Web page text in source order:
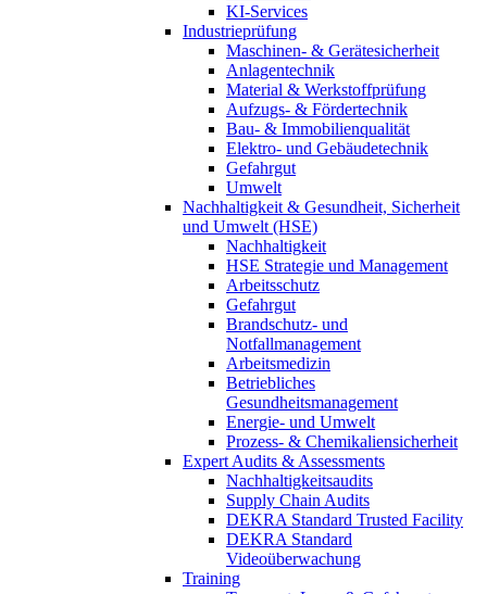
KI-Services
Industrieprüfung
Maschinen- & Gerätesicherheit
Anlagentechnik
Material & Werkstoffprüfung
Aufzugs- & Fördertechnik
Bau- & Immobilienqualität
Elektro- und Gebäudetechnik
Gefahrgut
Umwelt
Nachhaltigkeit & Gesundheit, Sicherheit
und Umwelt (HSE)
Nachhaltigkeit
HSE Strategie und Management
Arbeitsschutz
Gefahrgut
Brandschutz- und
Notfallmanagement
Arbeitsmedizin
Betriebliches
Gesundheitsmanagement
Energie- und Umwelt
Prozess- & Chemikaliensicherheit
Expert Audits & Assessments
Nachhaltigkeitsaudits
Supply Chain Audits
DEKRA Standard Trusted Facility
DEKRA Standard
Videoüberwachung
Training